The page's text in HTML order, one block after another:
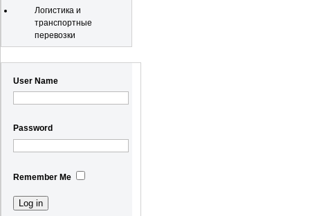
Логистика и
транспортные
перевозки
User Name
Password
Remember Me